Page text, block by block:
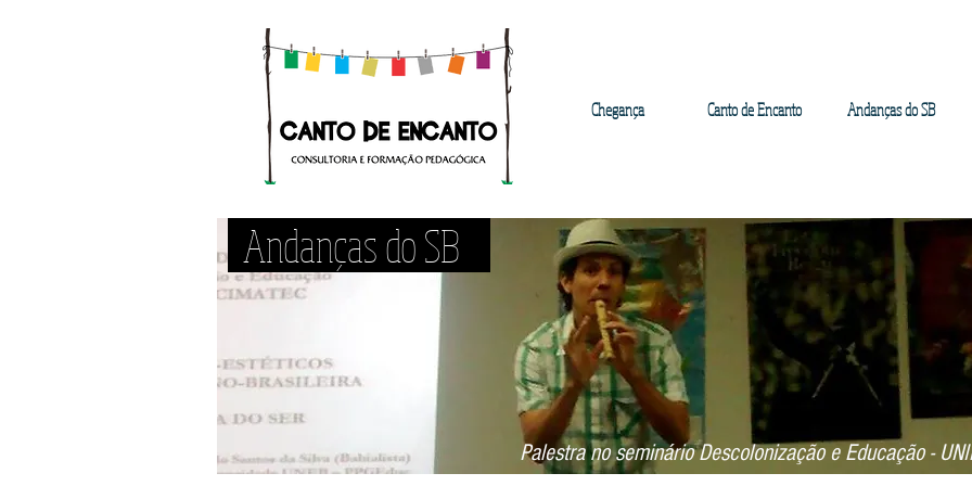
Chegança Canto de Encanto Andanças do SB
Andanças do SB
Palestra no seminário Descolonização e Educação -